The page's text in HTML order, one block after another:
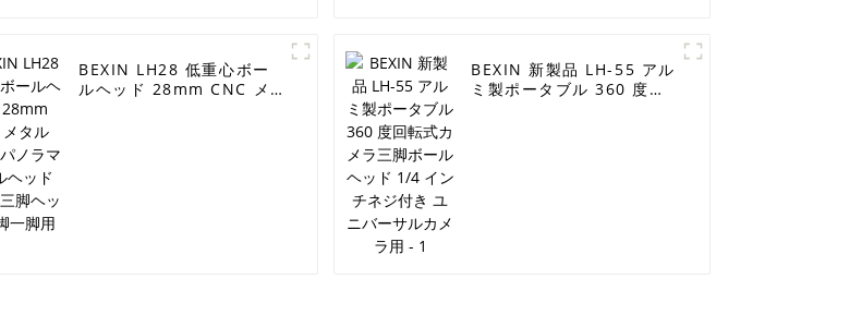
BEXIN LH28 低重心ボー
ルヘッド 28mm CNC メ
BEXIN 新製品 LH-55 アル
ミ製ポータブル 360 度回